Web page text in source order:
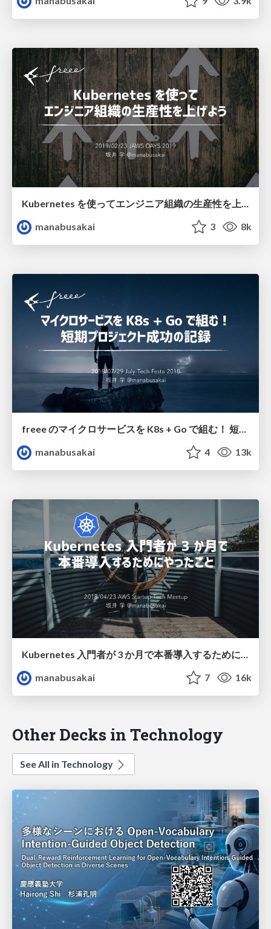
manabusakai
3 8k
freee のマイクロサービスを K8s + Go で組む！ 短期プロジェクト成功の記録 / microservices-using-k8s-and-go
manabusakai
4 13k
Kubernetes 入門者が 3 か月で本番導入するためにやったこと / kubernetes-beginner
manabusakai
7 16k
Other Decks in Technology
See All in Technology